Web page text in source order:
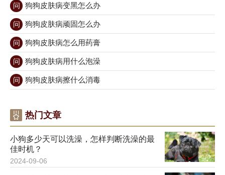
问 狗狗皮肤病变黑怎么办
问 狗狗皮肤病顽固怎么办
问 狗狗皮肤病怎么用药膏
问 狗狗皮肤病用什么泡澡
问 狗狗皮肤病擦什么消毒
热门文章
小狗多少天可以洗澡，怎样判断洗澡的最
佳时机？
2024-09-06